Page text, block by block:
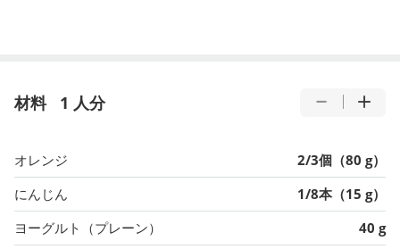
材料 1 人分
オレンジ
2/3個（80 g）
にんじん
1/8本（15 g）
ヨーグルト（プレーン）
40 g